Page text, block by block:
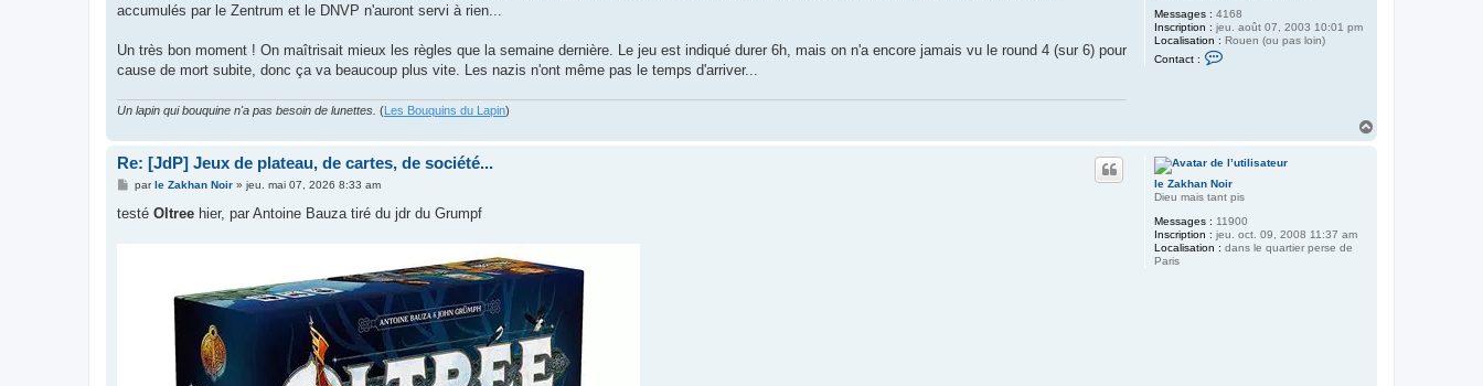
Messages : 4168
Inscription : jeu. août 07, 2003 10:01 pm
Localisation : Rouen (ou pas loin)
Contact :
e
r
l
i
i
e
r
accumulés par le Zentrum et le DNVP n'auront servi à rien...
Un très bon moment ! On maîtrisait mieux les règles que la semaine dernière. Le jeu est indiqué durer 6h, mais on n'a encore jamais vu le round 4 (sur 6) pour
cause de mort subite, donc ça va beaucoup plus vite. Les nazis n'ont même pas le temps d'arriver...
Un lapin qui bouquine n'a pas besoin de lunettes. ( Les Bouquins du Lapin)
le Zakhan Noir
Dieu mais tant pis
Messages : 11900
Inscription : jeu. oct. 09, 2008 11:37 am
Localisation : dans le quartier perse de
Paris
Re: [JdP] Jeux de plateau, de cartes, de société...
M
s
parle Zakhan Noir» jeu. mai 07, 2026 8:33 am
testé Oltree hier, par Antoine Bauza tiré du jdr du Grumpf